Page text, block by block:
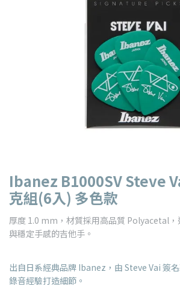
Ibanez B1000SV Steve
克組(6入) 多色款
厚度 1.0 mm，材質採用高品質 Polyacetal
與穩定手感的吉他手。
出自日系經典品牌 Ibanez，由 Steve Vai 簽
錄音經驗打造細節。